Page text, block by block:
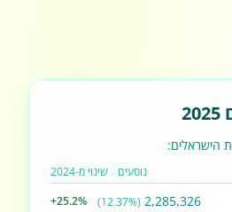
הישראלים:
נוסעים שינוי מ-2024
2,285,326
(12.37%)
+25.2%